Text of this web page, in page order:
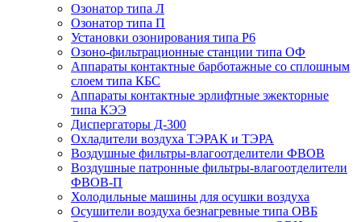
Озонатор типа Л
Озонатор типа П
Установки озонирования типа Р6
Озоно-фильтрационные станции типа ОФ
Аппараты контактные барботажные со сплошным
слоем типа КБС
Аппараты контактные эрлифтные эжекторные
типа КЭЭ
Диспергаторы Д-300
Охладители воздуха ТЭРАК и ТЭРА
Воздушные фильтры-влагоотделители ФВОВ
Воздушные патронные фильтры-влагоотделители
ФВОВ-П
Холодильные машины для осушки воздуха
Осушители воздуха безнагревные типа ОВБ